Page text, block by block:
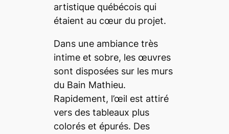
artistique québécois qui
étaient au cœur du projet.
Dans une ambiance très
intime et sobre, les œuvres
sont disposées sur les murs
du Bain Mathieu.
Rapidement, l’œil est attiré
vers des tableaux plus
colorés et épurés. Des